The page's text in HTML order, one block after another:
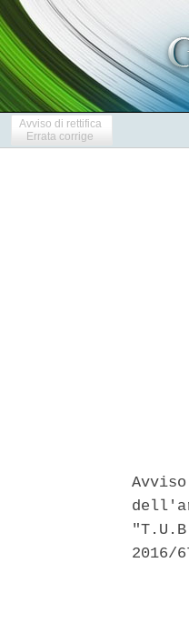
Avviso di rettifica
Errata corrige
2016/